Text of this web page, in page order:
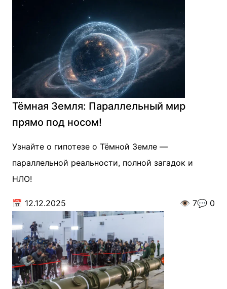
Тёмная Земля: Параллельный мир
прямо под носом!
Узнайте о гипотезе о Тёмной Земле —
параллельной реальности, полной загадок и
НЛО!
📅 12.12.2025 👁️ 7💬 0